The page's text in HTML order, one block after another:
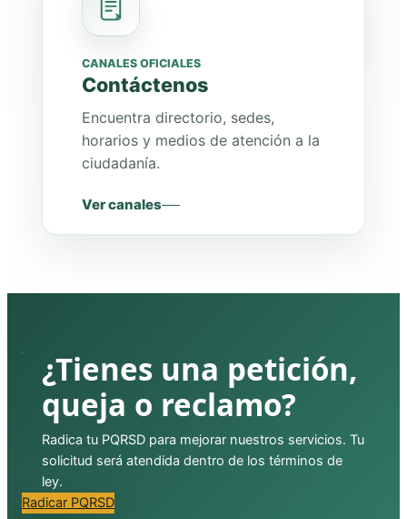
CANALES OFICIALES
Contáctenos
Encuentra directorio, sedes,
horarios y medios de atención a la
ciudadanía.
Ver canales
¿Tienes una petición,
queja o reclamo?
Radica tu PQRSD para mejorar nuestros servicios. Tu
solicitud será atendida dentro de los términos de
ley.
Radicar PQRSD